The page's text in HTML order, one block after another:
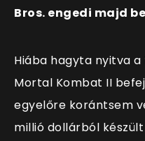
Bros. engedi majd
Hiába hagyta nyitva
Mortal Kombat II
egyelőre korántsem
millió dollárból